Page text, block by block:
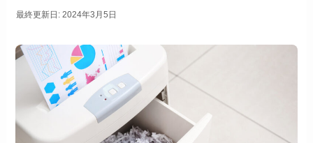
最終更新日: 2024年3月5日